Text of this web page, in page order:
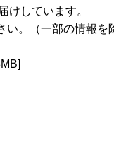
けしています。
。（一部の情報を